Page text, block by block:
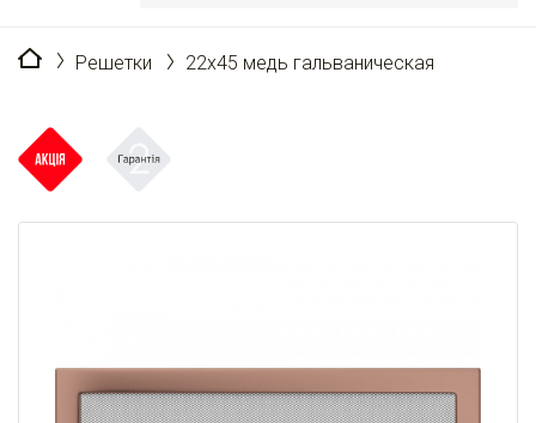
Главная
Решетки 22x45 медь гальваническая